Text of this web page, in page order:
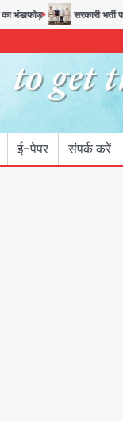
सरकारी भर्ती परीक्षाओं में
ई-पेपर संपर्क करें